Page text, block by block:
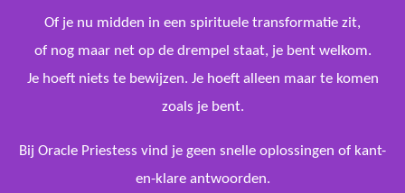
Of je nu midden in een spirituele transformatie zit,
of nog maar net op de drempel staat, je bent welkom.
Je hoeft niets te bewijzen. Je hoeft alleen maar te komen
zoals je bent.
Bij Oracle Priestess vind je geen snelle oplossingen of kant-
en-klare antwoorden.